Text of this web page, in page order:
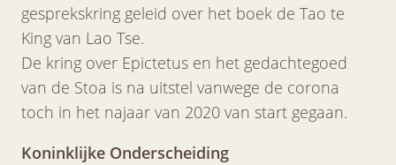
gesprekskring geleid over het boek de Tao te
King van Lao Tse.
De kring over Epictetus en het gedachtegoed
van de Stoa is na uitstel vanwege de corona
toch in het najaar van 2020 van start gegaan.
Koninklijke Onderscheiding